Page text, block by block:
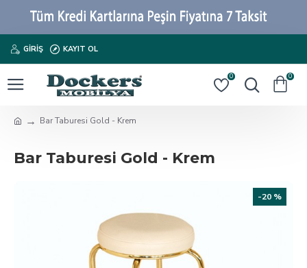
GIRIŞ KAYIT OL
0 0
Bar Taburesi Gold - Krem
Bar Taburesi Gold - Krem
-20 %